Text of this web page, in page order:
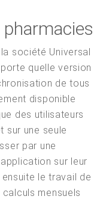
société Universal
quelle version
de tous
disponible
des utilisateurs
sur une seule
par une
sur leur
le travail de
mensuels